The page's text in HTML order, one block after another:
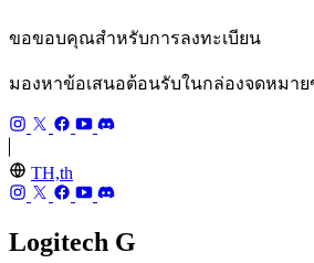
ขอขอบคุณสำหรับการลงทะเบียน
มองหาข้อเสนอต้อนรับในกล่องจดหมา
TH,th
Logitech G